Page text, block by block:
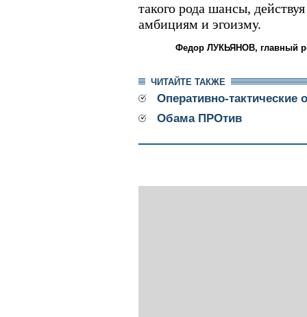
такого рода шансы,
амбициям и эгоизму.
Федор ЛУКЬЯНОВ, главный
ЧИТАЙТЕ ТАКЖЕ
Оперативно-тактические
Обама ПРОтив